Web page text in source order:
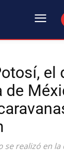
el
de
se realizó en la